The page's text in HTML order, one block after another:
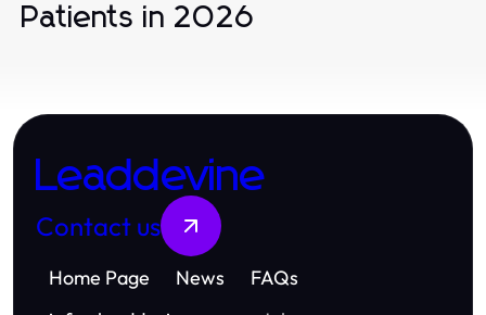
Patients in 2026
Leaddevine
Contact us
Home Page News
FAQs